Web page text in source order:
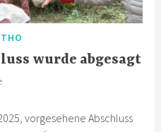
wurde abgesagt
vorgesehene Abschluss